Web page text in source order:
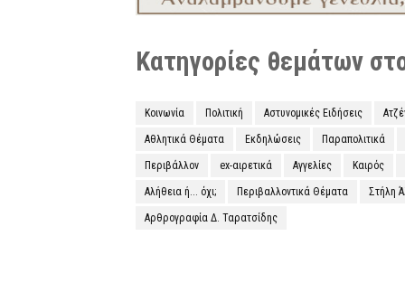
Κατηγορίες θεμάτων
Κοινωνία Πολιτική Αστυνομικές Ειδήσεις
Αθλητικά Θέματα Εκδηλώσεις Παραπολιτικά
Περιβάλλον ex-αιρετικά Αγγελίες Καιρός
Αλήθεια ή... όχι; Περιβαλλοντικά Θέματα Στήλη
Αρθρογραφία Δ. Ταρατσίδης